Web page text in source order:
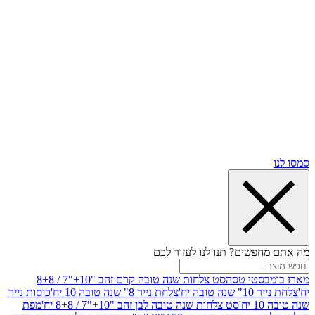
תנו לנו לעזור לכם
טסה
סט צלחות שנה טובה קרם זהב "10+"7 / 8+8
יח'
צלחת נייר 8" שנה טובה 10 יח'
כוסות נייר
סט צלחות שנה טובה לבן זהב "10+"7 / 8+8 יח'
מפת